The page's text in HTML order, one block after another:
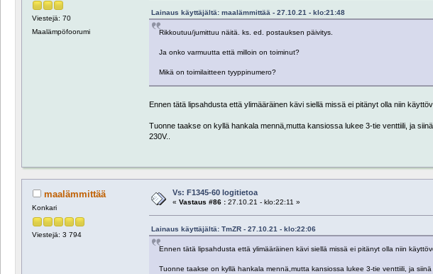
Viestejä: 70
Maalämpöfoorumi
Lainaus käyttäjältä: maalämmittää - 27.10.21 - klo:21:48
Rikkoutuu/jumittuu näitä. ks. ed. postauksen päivitys.
Ja onko varmuutta että milloin on toiminut?
Mikä on toimilaitteen tyyppinumero?
Ennen tätä lipsahdusta että ylimääräinen kävi siellä missä ei pitänyt olla niin
Tuonne taakse on kyllä hankala mennä,mutta kansiossa lukee 3-tie venttiili, ja
230V..
maalämmittää
Konkari
Viestejä: 3 794
Vs: F1345-60 logitietoa
« Vastaus #86 :27.10.21 - klo:22:11 »
Lainaus käyttäjältä: TmZR - 27.10.21 - klo:22:06
Ennen tätä lipsahdusta että ylimääräinen kävi siellä missä ei pitänyt olla niin
Tuonne taakse on kyllä hankala mennä,mutta kansiossa lukee 3-tie venttiili, ja